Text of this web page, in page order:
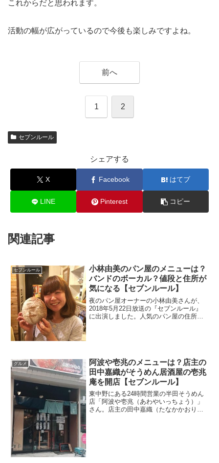
これからだと思われます。
活動の幅が広がっているので今後も楽しみですよね。
前へ
1 2
セブンルール
シェアする
X Facebook はてブ
LINE Pinterest コピー
関連記事
セブンルール
小林由美のパン屋のメニューは？
バンドのボーカル？値段と住所が
気になる【セブンルール】
夜のパン屋オーナーの小林由美さんが、
2018年5月22日放送の『セブンルール』
に出演しました。人気のパン屋の住所は
グルメ
阿波や壱兆のメニューは？店主の
田中嘉織がそうめん居酒屋の壱兆
庵を開店【セブンルール】
東中野にある24時間営業の半田そうめん
店「阿波や壱兆（あわやいっちょう）」
さん。店主の田中嘉織（たなかかおり）